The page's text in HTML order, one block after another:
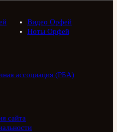
Видео Орфей
Ноты Орфей
ассоциация (РБА)
сайта